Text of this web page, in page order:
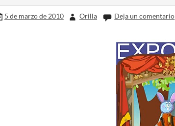
5 de marzo de 2010 Orilla Deja un comentario